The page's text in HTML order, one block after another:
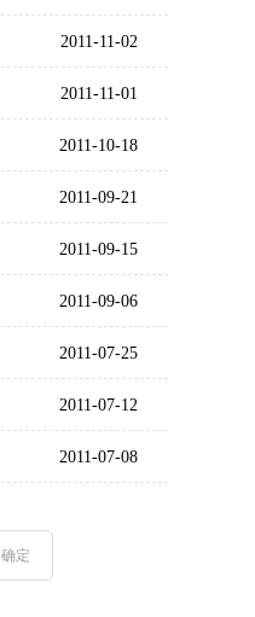
2011-11-02
2011-11-01
2011-10-18
2011-09-21
2011-09-15
2011-09-06
2011-07-25
2011-07-12
2011-07-08
确定